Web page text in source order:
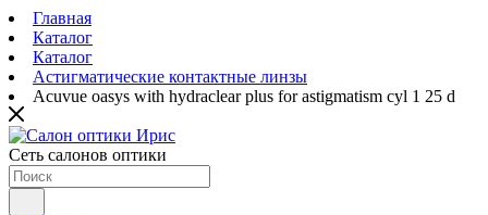
Главная
Каталог
Каталог
Астигматические контактные линзы
Acuvue oasys with hydraclear plus for astigmatism cyl 1 25 d
Сеть салонов оптики